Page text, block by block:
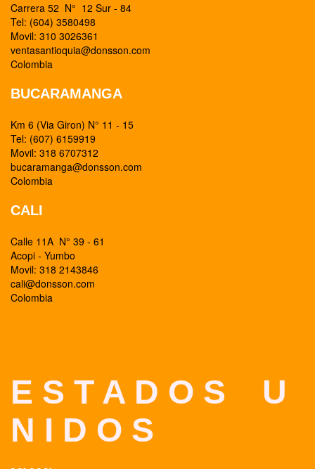
Carrera 52 N° 12 Sur - 84
Tel: (604) 3580498
Movil: 310 3026361
ventasantioquia@donsson.com
Colombia
BUCARAMANGA
Km 6 (Via Giron) N° 11 - 15
Tel: (607) 6159919
Movil: 318 6707312
bucaramanga@donsson.com
Colombia
CALI
Calle 11A N° 39 - 61
Acopi - Yumbo
Movil: 318 2143846
cali@donsson.com
Colombia
E S T A D O S U
N I D O S